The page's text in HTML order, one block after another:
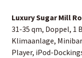
Luxury Sugar Mill
31-35 qm, Doppel, 1
Klimaanlage,
Player, iPod-